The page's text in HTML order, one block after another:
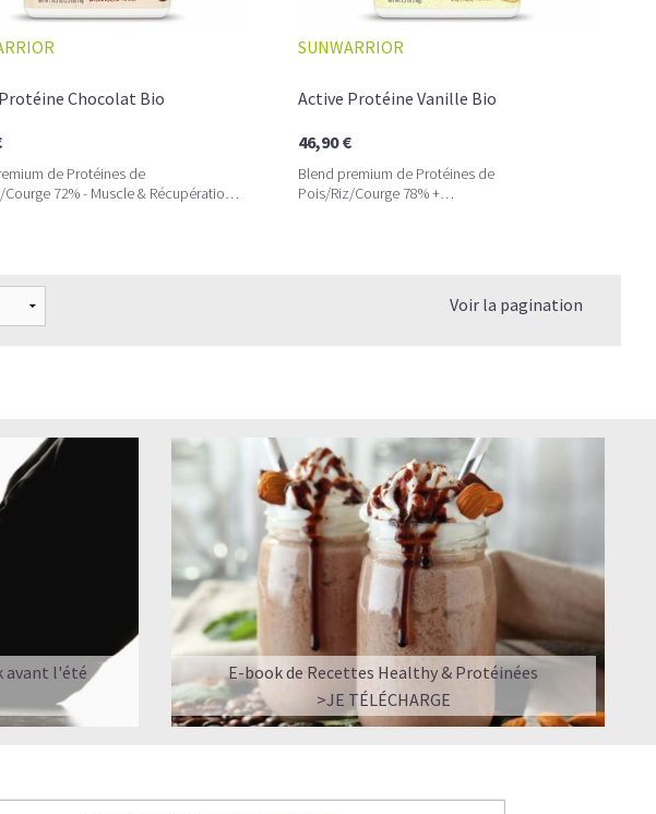
Chocolat Bio
de Protéines de
72% - Muscle & Récupération
SUNWARRIOR
Active Protéine Vanille Bio
46,90 €
Blend premium de Protéines de
Pois/Riz/Courge 78% +
Voir la pagination
avant l'été
E-book de Recettes Healthy & Protéinées
>JE TÉLÉCHARGE